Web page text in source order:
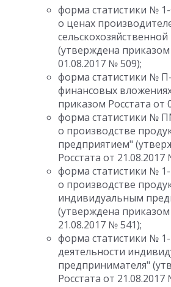
форма статистики №
о ценах
(утверждена приказом
01.08.2017 № 509);
форма статистики №
финансовых
приказом Росстата от
форма статистики №
о производстве
предприятием"
Росстата от 21.08.2017
форма статистики №
о производстве
индивидуальным
(утверждена приказом
21.08.2017 № 541);
форма статистики №
деятельности
предпринимателя"
Росстата от 21.08.2017